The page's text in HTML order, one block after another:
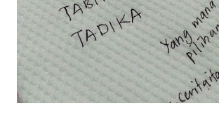
bahagi lah siapa nak pimpin siapa... dan
dukung adik hadi sambil pimpin kakak
ngah dengan abg long terserah pada shah
kalau ikut anak-anak semua nak ummi
ba...